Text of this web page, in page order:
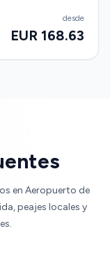
desde
EUR 168.63
en Aeropuerto de
peajes locales y